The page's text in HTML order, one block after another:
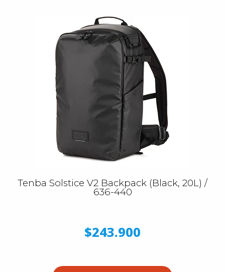
Tenba Solstice V2 Backpack (Black, 20L) /
636-440
$243.900